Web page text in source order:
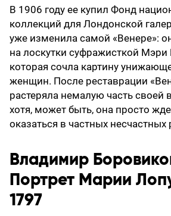
В 1906 году ее купил Фонд
коллекций для Лондонской
уже изменила самой «Венере»:
на лоскутки суфражисткой Мэри
которая сочла картину
женщин. После реставрации
растеряла немалую часть своей
хотя, может быть, она просто
оказаться в частных несчастных
Владимир
Портрет Марии
1797